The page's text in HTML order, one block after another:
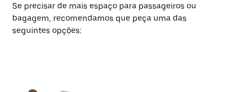
Se precisar de mais espaço para passageiros ou
bagagem, recomendamos que peça uma das
seguintes opções: